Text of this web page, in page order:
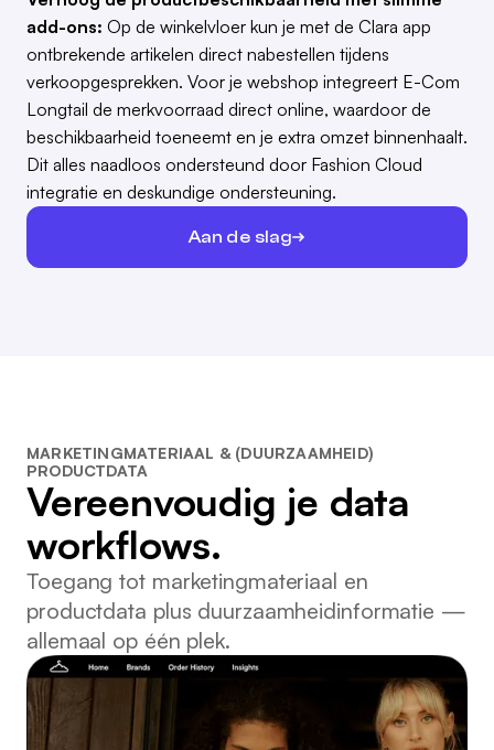
add-ons: Op de winkelvloer kun je met de Clara app
ontbrekende artikelen direct nabestellen tijdens
verkoopgesprekken. Voor je webshop integreert E-Com
Longtail de merkvoorraad direct online, waardoor de
beschikbaarheid toeneemt en je extra omzet binnenhaalt.
Dit alles naadloos ondersteund door Fashion Cloud
integratie en deskundige ondersteuning.
Aan de slag
MARKETINGMATERIAAL & (DUURZAAMHEID)
PRODUCTDATA
Vereenvoudig je data
workflows.
Toegang tot marketingmateriaal en
productdata plus duurzaamheidinformatie —
allemaal op één plek.